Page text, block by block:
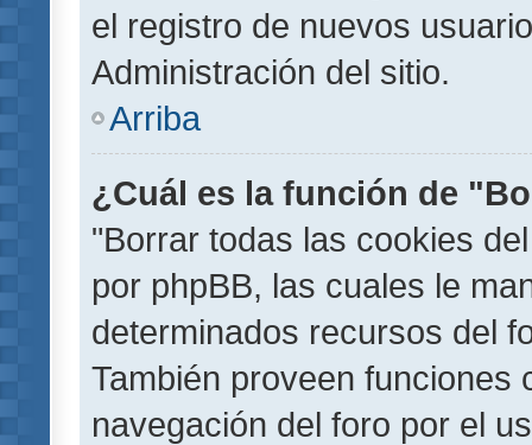
el registro de nuevos
Administración del sitio.
Arriba
¿Cuál es la función de
"Borrar todas las cookies
por phpBB, las cuales le
determinados recursos del
También proveen funciones
navegación del foro por el